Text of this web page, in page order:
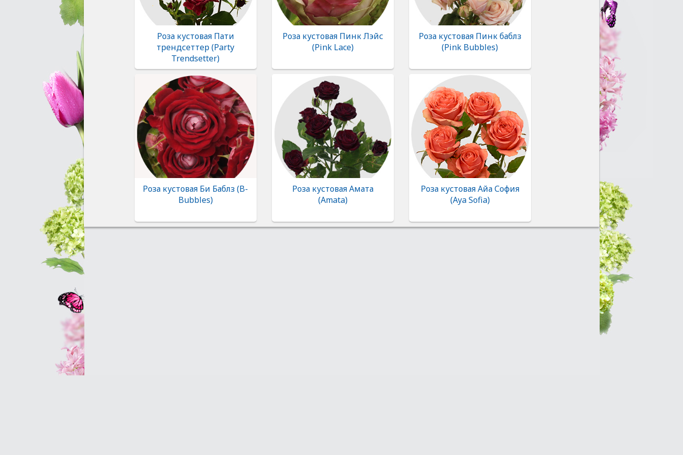
Роза кустовая Пати
трендсеттер (Party
Trendsetter)
Роза кустовая Пинк Лэйс
(Pink Lace)
Роза кустовая Пинк баблз
(Pink Bubbles)
Роза кустовая Би Баблз (B-
Bubbles)
Роза кустовая Амата
(Amata)
Роза кустовая Айа София
(Aya Sofia)